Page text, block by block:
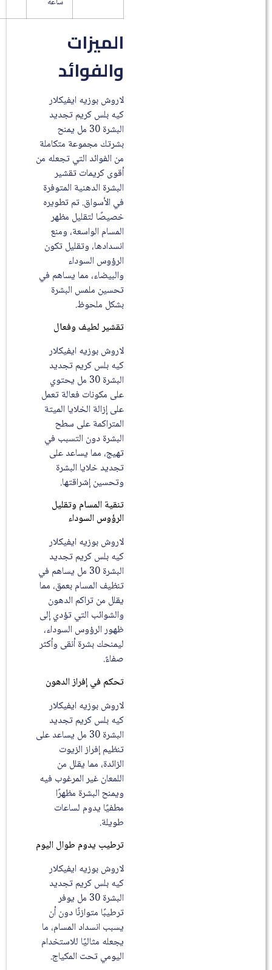
الميزات
والفوائد
لاروش بوزيه ايفيكلار
كيه بلس كريم تجديد
البشرة 30 مل يمنح
بشرتك مجموعة متكاملة
من الفوائد التي تجعله من
أقوى كريمات تقشير
البشرة الدهنية المتوفرة
في الأسواق. تم تطويره
خصيصًا لتقليل مظهر
المسام الواسعة، ومنع
انسدادها، وتقليل تكون
الرؤوس السوداء
والبيضاء، مما يساهم في
تحسين ملمس البشرة
بشكل ملحوظ.
تقشير لطيف وفعال
لاروش بوزيه ايفيكلار
كيه بلس كريم تجديد
البشرة 30 مل يحتوي
على مكونات فعالة تعمل
على إزالة الخلايا الميتة
المتراكمة على سطح
البشرة دون التسبب في
تهيج، مما يساعد على
تجديد خلايا البشرة
وتحسين إشراقتها.
تنقية المسام وتقليل
الرؤوس السوداء
لاروش بوزيه ايفيكلار
كيه بلس كريم تجديد
البشرة 30 مل يساهم في
تنظيف المسام بعمق، مما
يقلل من تراكم الدهون
والشوائب التي تؤدي إلى
ظهور الرؤوس السوداء،
ليمنحك بشرة أنقى وأكثر
تحكم في إفراز الدهون
لاروش بوزيه ايفيكلار
كيه بلس كريم تجديد
البشرة 30 مل يساعد على
تنظيم إفراز الزيوت
الزائدة، مما يقلل من
اللمعان غير المرغوب فيه
ويمنح البشرة مظهرًا
مطفيًا يدوم لساعات
طويلة.
ترطيب يدوم طوال اليوم
لاروش بوزيه ايفيكلار
كيه بلس كريم تجديد
البشرة 30 مل يوفر
ترطيبًا متوازنًا دون أن
يسبب انسداد المسام، ما
يجعله مثاليًا للاستخدام
اليومي تحت المكياج.